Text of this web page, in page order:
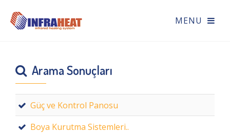
Arama Sonuçları
Güç ve Kontrol Panosu
Boya Kurutma Sistemleri..